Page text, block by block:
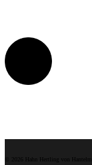
© 2026 Hahn Hertling von